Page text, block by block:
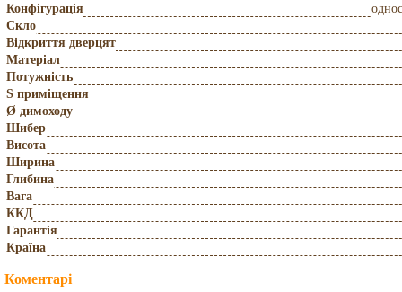
Конфігурація
Скло
Відкриття дверцят
Матеріал
Потужність
S приміщення
Ø димоходу
Шибер
Висота
Ширина
Глибина
Вага
ККД
Гарантія
Країна
Коментарі